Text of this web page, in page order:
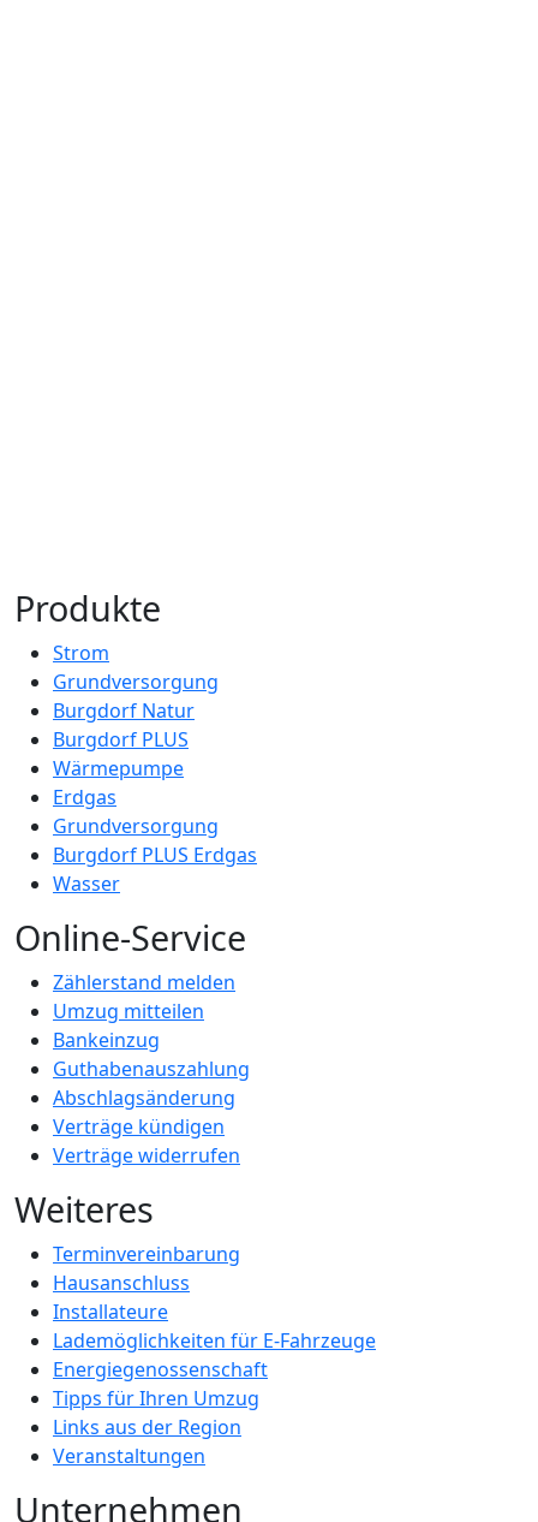
Produkte
Strom
Grundversorgung
Burgdorf Natur
Burgdorf PLUS
Wärmepumpe
Erdgas
Grundversorgung
Burgdorf PLUS Erdgas
Wasser
Online-Service
Zählerstand melden
Umzug mitteilen
Bankeinzug
Guthabenauszahlung
Abschlagsänderung
Verträge kündigen
Verträge widerrufen
Weiteres
Terminvereinbarung
Hausanschluss
Installateure
Lademöglichkeiten für E-Fahrzeuge
Energiegenossenschaft
Tipps für Ihren Umzug
Links aus der Region
Veranstaltungen
Unternehmen